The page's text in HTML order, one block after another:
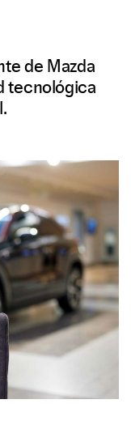
de Mazda
tecnológica